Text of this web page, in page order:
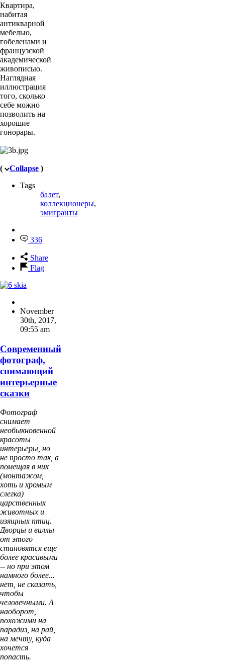
Квартира,
набитая
антикварной
мебелью,
гобеленами и
французской
академической
живописью.
Наглядная
иллюстрация
того, сколько
себе можно
позволить на
хорошие
гонорары.
( Collapse )
Tags
балет,
коллекционеры,
эмигранты
336
Share
Flag
November
30th, 2017,
09:55 am
Современный
фотограф,
снимающий
интерьерные
сказки
Фотограф
снимает
необыкновенной
красоты
интерьеры, но
не просто так, а
помещая в них
(монтажом,
хоть и хромым
слегка)
царственных
животных и
изящных птиц.
Дворцы и виллы
от этого
становятся еще
более красивыми
-- но при этом
намного более...
нет, не сказать,
чтобы
человечными. А
наоборот,
похожими на
парадиз, на рай,
на мечту, куда
хочется
попасть.